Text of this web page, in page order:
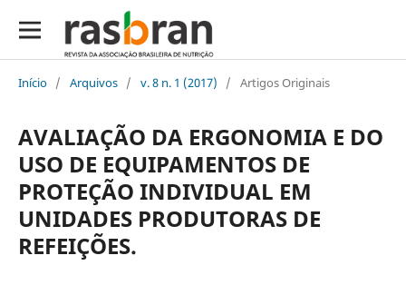
Início / Arquivos / v. 8 n. 1 (2017) / Artigos Originais
AVALIAÇÃO DA ERGONOMIA E DO
USO DE EQUIPAMENTOS DE
PROTEÇÃO INDIVIDUAL EM
UNIDADES PRODUTORAS DE
REFEIÇÕES.